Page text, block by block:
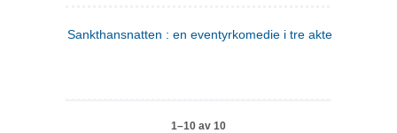
Sankthansnatten : en eventyrkomedie i tre akter
1–10 av 10